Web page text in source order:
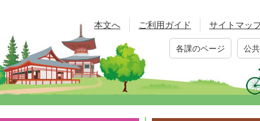
本文へ ご利用ガイド サイトマッ
各課のページ 公